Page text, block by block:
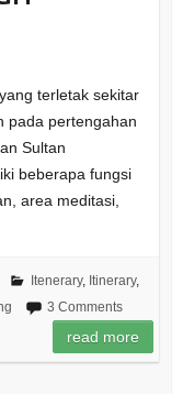
terletak sekitar
pada pertengahan
Sultan
beberapa fungsi
area meditasi,
Itenerary, Itinerary,
3 Comments
read more